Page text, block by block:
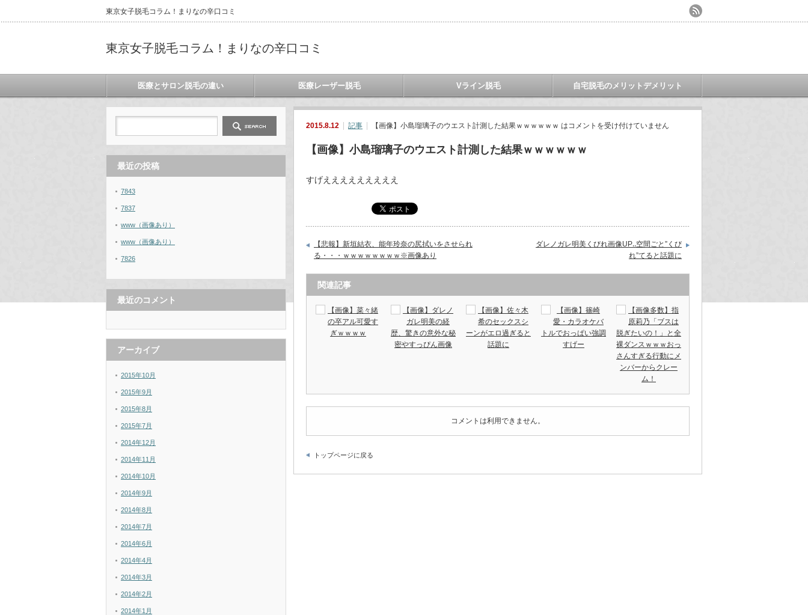
東京女子脱毛コラム！まりなの辛口コミ
東京女子脱毛コラム！まりなの辛口コミ
医療とサロン脱毛の違い 医療レーザー脱毛 Vライン脱毛 自宅脱毛のメリットデメリット
2015.8.12 記事 【画像】小島瑠璃子のウエスト計測した結果ｗｗｗｗｗｗ はコメントを受け付けていません
【画像】小島瑠璃子のウエスト計測した結果ｗｗｗｗｗｗ
すげえええええええええ
【悲報】新垣結衣、能年玲奈の尻拭いをさせられ
る・・・ｗｗｗｗｗｗｗｗ※画像あり
ダレノガレ明美くびれ画像UP‥空間ごと”くび
れ”てると話題に
関連記事
【画像】菜々緒
の卒アル可愛す
ぎｗｗｗｗ
【画像】ダレノ
ガレ明美の経
歴、驚きの意外な秘
密やすっぴん画像
【画像】佐々木
希のセックスシ
ーンがエロ過ぎると
話題に
【画像】篠崎
愛・カラオケバ
トルでおっぱい強調
すげー
【画像多数】指
原莉乃「ブスは
脱ぎたいの！」と全
裸ダンスｗｗｗおっ
さんすぎる行動にメ
ンバーからクレー
ム！
コメントは利用できません。
トップページに戻る
最近の投稿
7843
7837
www（画像あり）
www（画像あり）
7826
最近のコメント
アーカイブ
2015年10月
2015年9月
2015年8月
2015年7月
2014年12月
2014年11月
2014年10月
2014年9月
2014年8月
2014年7月
2014年6月
2014年4月
2014年3月
2014年2月
2014年1月